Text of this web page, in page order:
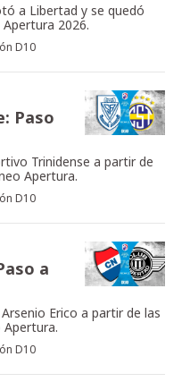
a Libertad y se quedó
2026.
D10
Paso
Trinidense a partir de
Apertura.
D10
a
Erico a partir de las
D10